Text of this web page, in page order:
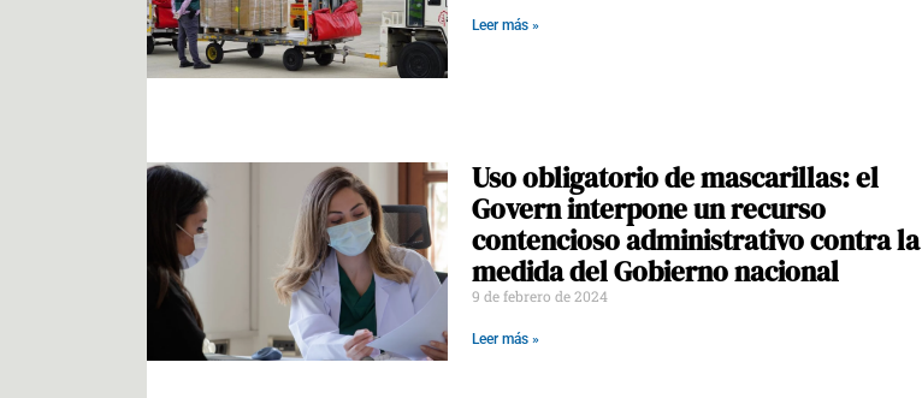
Leer más »
Uso obligatorio de mascarillas: el
Govern interpone un recurso
contencioso administrativo contra la
medida del Gobierno nacional
9 de febrero de 2024
Leer más »